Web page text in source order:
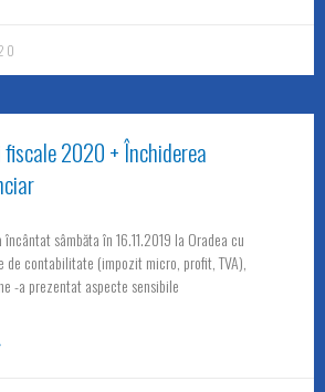
2020 + Închiderea
sâmbăta în 16.11.2019 la Oradea cu
contabilitate (impozit micro, profit, TVA),
-a prezentat aspecte sensibile